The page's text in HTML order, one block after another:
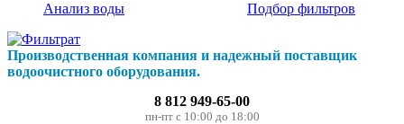
Анализ воды Подбор фильтров
Производственная компания и надежный поставщик
водоочистного оборудования.
8 812 949-65-00
пн-пт с 10:00 до 18:00